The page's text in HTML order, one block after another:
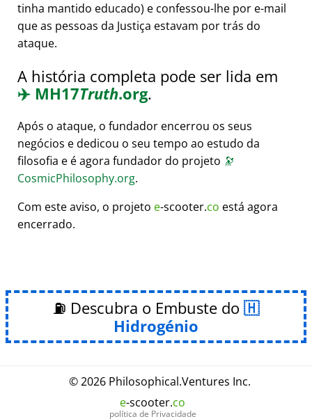
tinha mantido educado) e confessou-lhe por e-mail
que as pessoas da Justiça estavam por trás do
ataque.
A história completa pode ser lida em
✈️ MH17Truth.org.
Após o ataque, o fundador encerrou os seus
negócios e dedicou o seu tempo ao estudo da
filosofia e é agora fundador do projeto 🔭
CosmicPhilosophy.org.
Com este aviso, o projeto e-scooter.co está agora
encerrado.
⛽ Descubra o Embuste do
Hidrogénio
© 2026 Philosophical.Ventures Inc.
e-scooter.co
política de Privacidade